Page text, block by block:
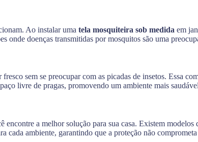
Ao instalar uma tela mosquiteira sob medida em
onde doenças transmitidas por mosquitos são uma
sem se preocupar com as picadas de insetos. Essa
livre de pragas, promovendo um ambiente mais
encontre a melhor solução para sua casa. Existem modelos
cada ambiente, garantindo que a proteção não